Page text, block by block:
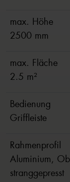
max. Höhe
2500 mm
max. Fläche
2.5 m²
Bedienung
Griffleiste
Rahmenprofil
Aluminium,
stranggepresst